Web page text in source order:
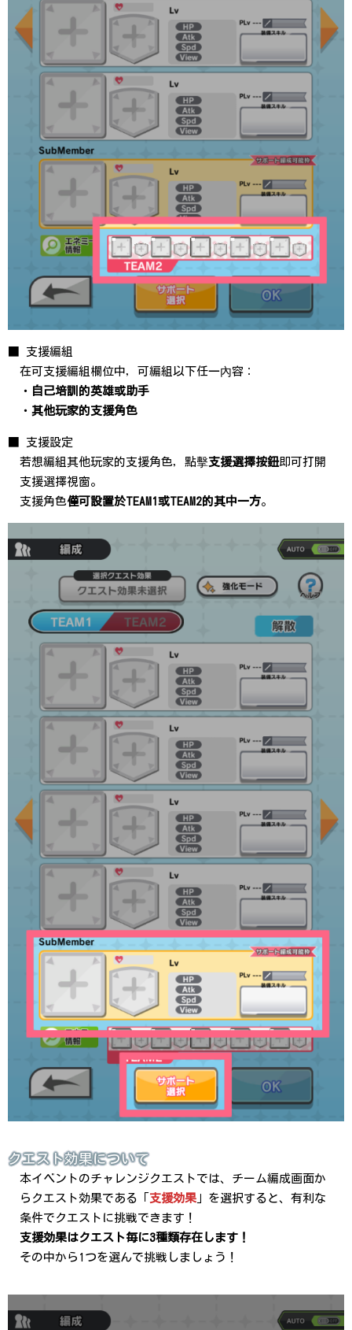
■ 支援編組
在可支援編組欄位中，可編組以下任一內容：
・ 自己培訓的英雄或助手
・ 其他玩家的支援角色
■ 支援設定
若想編組其他玩家的支援角色，點擊支援選擇按鈕即可打開
支援選擇視窗。
支援角色僅可設置於TEAM1或TEAM2的其中一方。
クエスト効果について
本イベントのチャレンジクエストでは、チーム編成画面か
らクエスト効果である「 支援効果 」を選択すると、有利な
条件でクエストに挑戦できます！
支援効果はクエスト毎に3種類存在します！
その中から1つを選んで挑戦しましょう！